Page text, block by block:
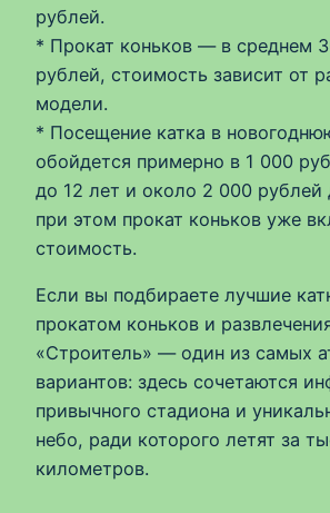
рублей.
* Прокат коньков — в среднем
рублей, стоимость зависит от
модели.
* Посещение катка в
обойдется примерно в 1 000
до 12 лет и около 2 000 рублей
при этом прокат коньков уже
стоимость.
Если вы подбираете лучшие
прокатом коньков и
«Строитель» — один из самых
вариантов: здесь сочетаются
привычного стадиона и
небо, ради которого летят за
километров.